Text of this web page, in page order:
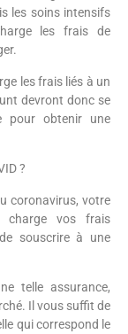
les soins intensifs
les frais de
les frais liés à un
devront donc se
pour obtenir une
?
coronavirus, votre
charge vos frais
souscrire à une
telle assurance,
Il vous suffit de
qui correspond le